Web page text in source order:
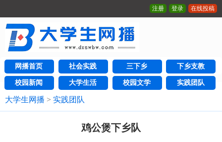
注册 登录 在线投稿
网播首页 社会实践 三下乡 下乡支教
校园新闻 大学生活 校园文学 实践团队
大学生网播 > 实践团队
鸡公煲下乡队